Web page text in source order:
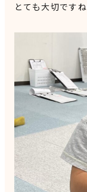
とても大切ですね